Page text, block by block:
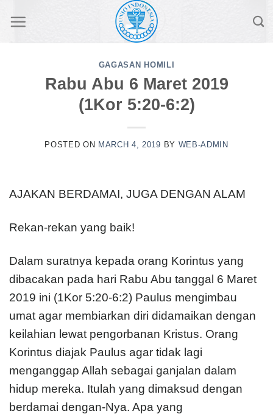
GAGASAN HOMILI
Rabu Abu 6 Maret 2019
(1Kor 5:20-6:2)
POSTED ON MARCH 4, 2019 BY WEB-ADMIN
AJAKAN BERDAMAI, JUGA DENGAN ALAM
Rekan-rekan yang baik!
Dalam suratnya kepada orang Korintus yang
dibacakan pada hari Rabu Abu tanggal 6 Maret
2019 ini (1Kor 5:20-6:2) Paulus mengimbau
umat agar membiarkan diri didamaikan dengan
keilahian lewat pengorbanan Kristus. Orang
Korintus diajak Paulus agar tidak lagi
menganggap Allah sebagai ganjalan dalam
hidup mereka. Itulah yang dimaksud dengan
berdamai dengan-Nya. Apa yang